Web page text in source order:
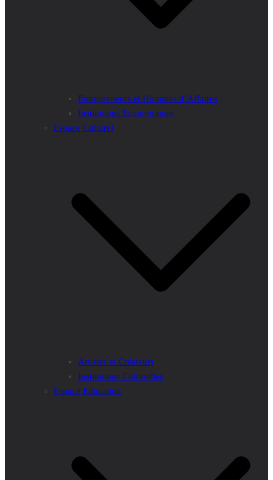
Entrepreneurs et Hommes d’Affaires
Institutions Economiques
Espace Culturel
Artistes et Créateurs
Institutions Culturelles
Espace Education